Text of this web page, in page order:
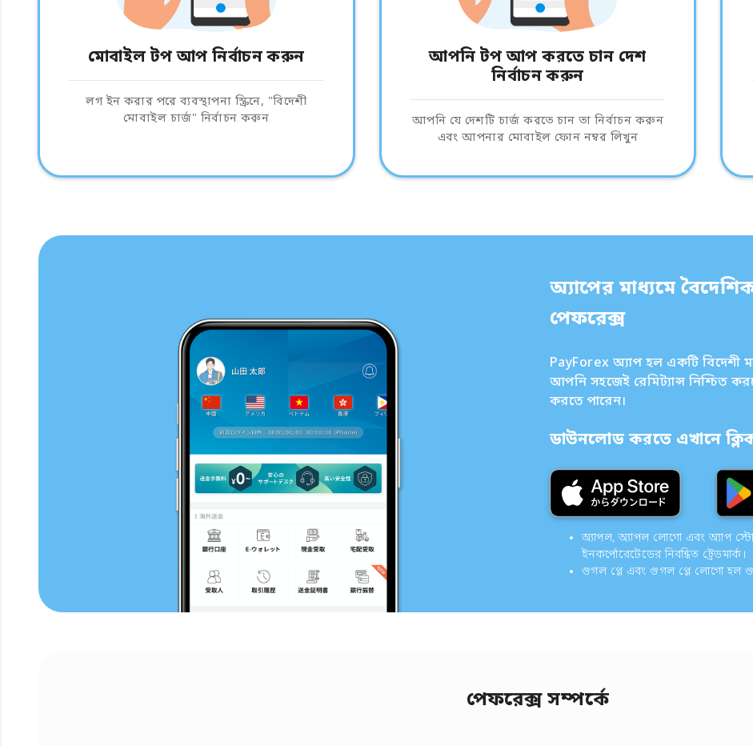
মোবাইল টপ আপ নির্বাচন করুন
লগ ইন করার পরে ব্যবস্থাপনা স্ক্রিনে, "বিদেশী
মোবাইল চার্জ" নির্বাচন করুন
আপনি টপ আপ করতে চান দেশ
নির্বাচন করুন
আপনি যে দেশটি চার্জ করতে চান তা নির্বাচন করুন
এবং আপনার মোবাইল ফোন নম্বর লিখুন
অ্যাপের মাধ্যমে বৈদেশিক
পেফরেক্স
PayForex অ্যাপ হল একটি বিদেশী
আপনি সহজেই রেমিট্যান্স নিশ্চিত
করতে পারেন।
ডাউনলোড করতে এখানে
অ্যাপল, অ্যাপল লোগো এবং অ্যাপ স্টোর
ইনকর্পোরেটেডের নিবন্ধিত ট্রেডমার্ক।
গুগল প্লে এবং গুগল প্লে লোগো হল
পেফরেক্স সম্পর্কে